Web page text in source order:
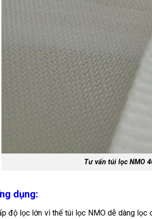
Tư vấn túi lọc NMO
dụng:
độ lọc lớn vì thế túi lọc NMO dễ dàng lọc